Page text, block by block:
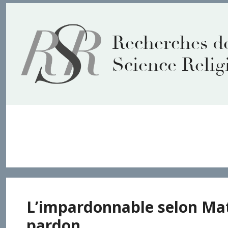
contenu
Recherches
Science
L’impardonnable selon